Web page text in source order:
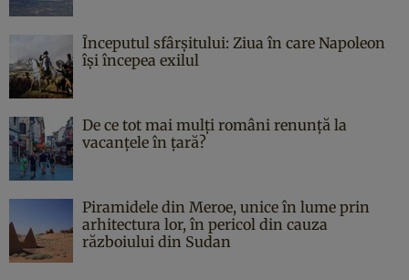
Începutul sfârşitului: Ziua în care Napoleon
îşi începea exilul
De ce tot mai mulți români renunță la
vacanțele în țară?
Piramidele din Meroe, unice în lume prin
arhitectura lor, în pericol din cauza
războiului din Sudan